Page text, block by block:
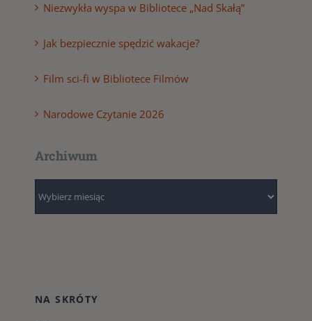
Niezwykła wyspa w Bibliotece „Nad Skałą”
Jak bezpiecznie spędzić wakacje?
Film sci-fi w Bibliotece Filmów
Narodowe Czytanie 2026
Archiwum
NA SKRÓTY